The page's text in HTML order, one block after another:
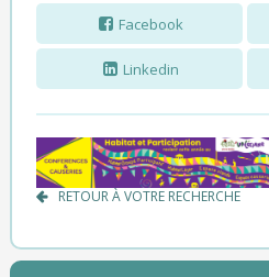
Facebook
Linkedin
RETOUR À VOTRE RECHERCHE